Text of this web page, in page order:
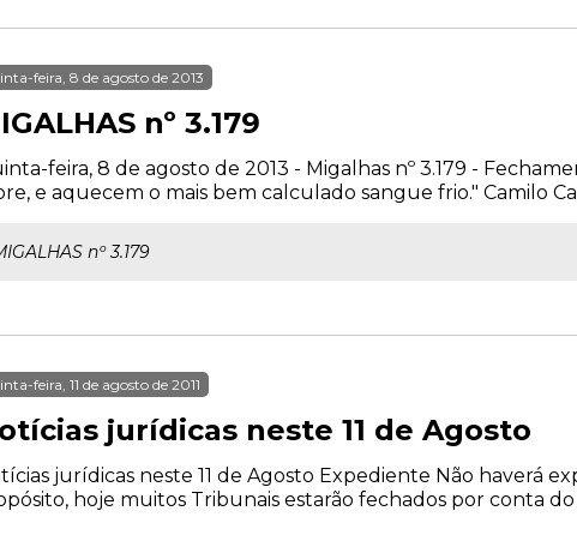
feira, 8 de agosto de 2013
nº 3.179
feira, 8 de agosto de 2013 - Migalhas nº 3.179 -
e aquecem o mais bem calculado sangue frio." Camilo
nº 3.179
feira, 11 de agosto de 2011
jurídicas neste 11 de Agosto
jurídicas neste 11 de Agosto Expediente Não haverá
hoje muitos Tribunais estarão fechados por conta